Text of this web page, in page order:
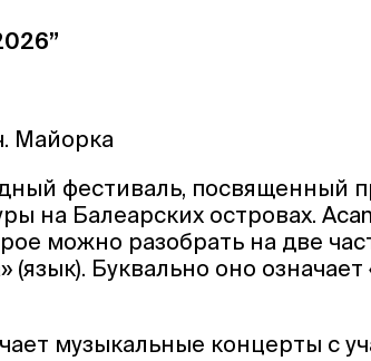
Майорка
фестиваль, посвященный
на Балеарских островах.
можно разобрать на две
(язык). Буквально оно
музыкальные концерты с